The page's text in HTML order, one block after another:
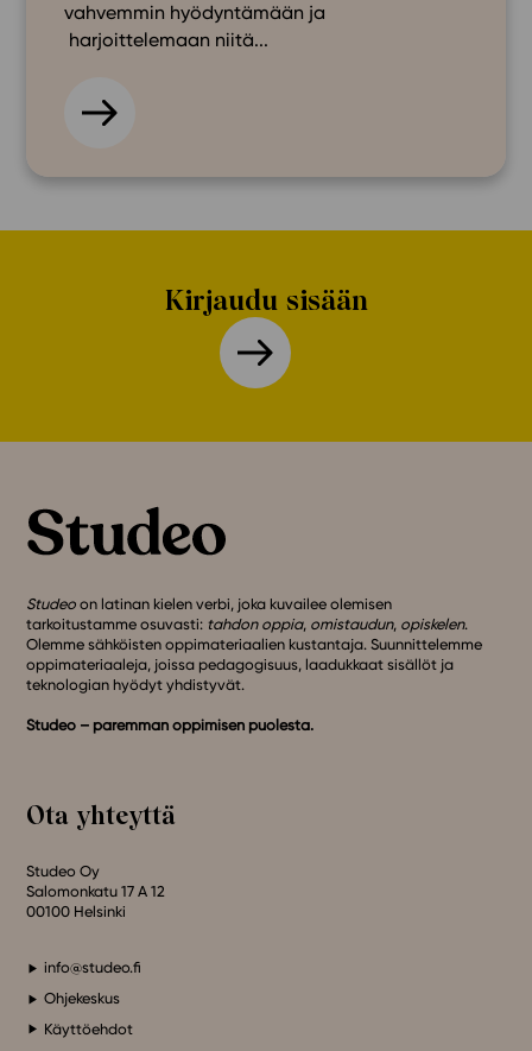
vahvemmin hyödyntämään ja
harjoittelemaan niitä...
Kirjaudu sisään
Studeo on latinan kielen verbi, joka kuvailee olemisen
tarkoitustamme osuvasti: tahdon oppia, omistaudun, opiskelen.
Olemme sähköisten oppimateriaalien kustantaja. Suunnittelemme
oppimateriaaleja, joissa pedagogisuus, laadukkaat sisällöt ja
teknologian hyödyt yhdistyvät.
Studeo – paremman oppimisen puolesta.
Ota yhteyttä
Studeo Oy
Salomonkatu 17 A 12
00100 Helsinki
info@studeo.fi
Ohjekeskus
Käyttöehdot